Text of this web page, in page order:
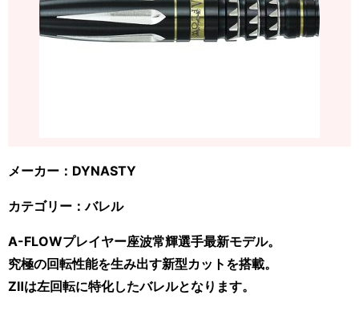
メーカー：DYNASTY
カテゴリー：バレル
A-FLOWプレイヤー座波常輝選手最新モデル。
究極の回転性能を生み出す新型カットを搭載。
ZⅡは左回転に特化したバレルとなります。